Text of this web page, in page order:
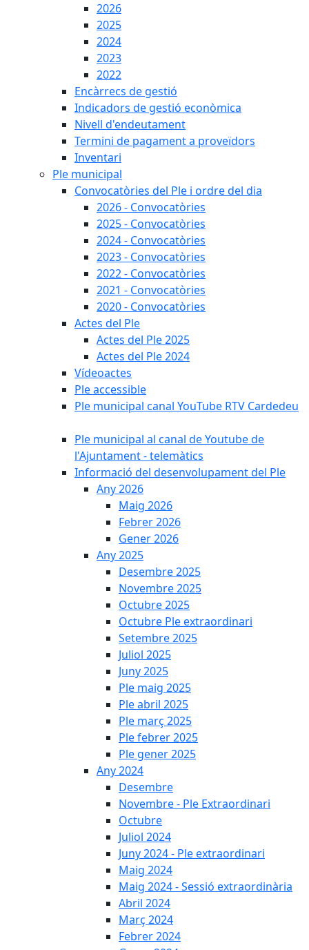
2026
2025
2024
2023
2022
Encàrrecs de gestió
Indicadors de gestió econòmica
Nivell d'endeutament
Termini de pagament a proveïdors
Inventari
Ple municipal
Convocatòries del Ple i ordre del dia
2026 - Convocatòries
2025 - Convocatòries
2024 - Convocatòries
2023 - Convocatòries
2022 - Convocatòries
2021 - Convocatòries
2020 - Convocatòries
Actes del Ple
Actes del Ple 2025
Actes del Ple 2024
Vídeoactes
Ple accessible
Ple municipal canal YouTube RTV Cardedeu
Ple municipal al canal de Youtube de
l'Ajuntament - telemàtics
Informació del desenvolupament del Ple
Any 2026
Maig 2026
Febrer 2026
Gener 2026
Any 2025
Desembre 2025
Novembre 2025
Octubre 2025
Octubre Ple extraordinari
Setembre 2025
Juliol 2025
Juny 2025
Ple maig 2025
Ple abril 2025
Ple març 2025
Ple febrer 2025
Ple gener 2025
Any 2024
Desembre
Novembre - Ple Extraordinari
Octubre
Juliol 2024
Juny 2024 - Ple extraordinari
Maig 2024
Maig 2024 - Sessió extraordinària
Abril 2024
Març 2024
Febrer 2024